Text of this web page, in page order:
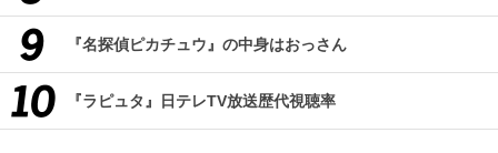
『名探偵ピカチュウ』の中身はおっさん
『ラピュタ』日テレTV放送歴代視聴率